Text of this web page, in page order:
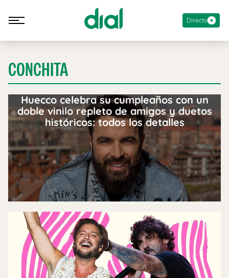
Directo
CONCHITA
Huecco celebra su cumpleaños con un
doble vinilo repleto de amigos y duetos
históricos: todos los detalles